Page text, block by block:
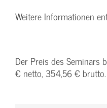
Weitere Informationen
Der Preis des Seminars
€ netto, 354,56 € brutto.